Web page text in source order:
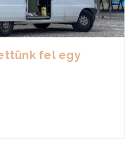
fel egy